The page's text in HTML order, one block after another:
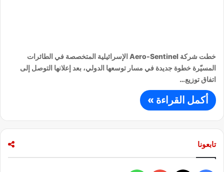
خطت شركة Aero-Sentinel الإسرائيلية المتخصصة في الطائرات
المسيّرة خطوة جديدة في مسار توسعها الدولي، بعد إعلانها التوصل إلى
اتفاق توزيع…
أكمل القراءة »
تابعونا